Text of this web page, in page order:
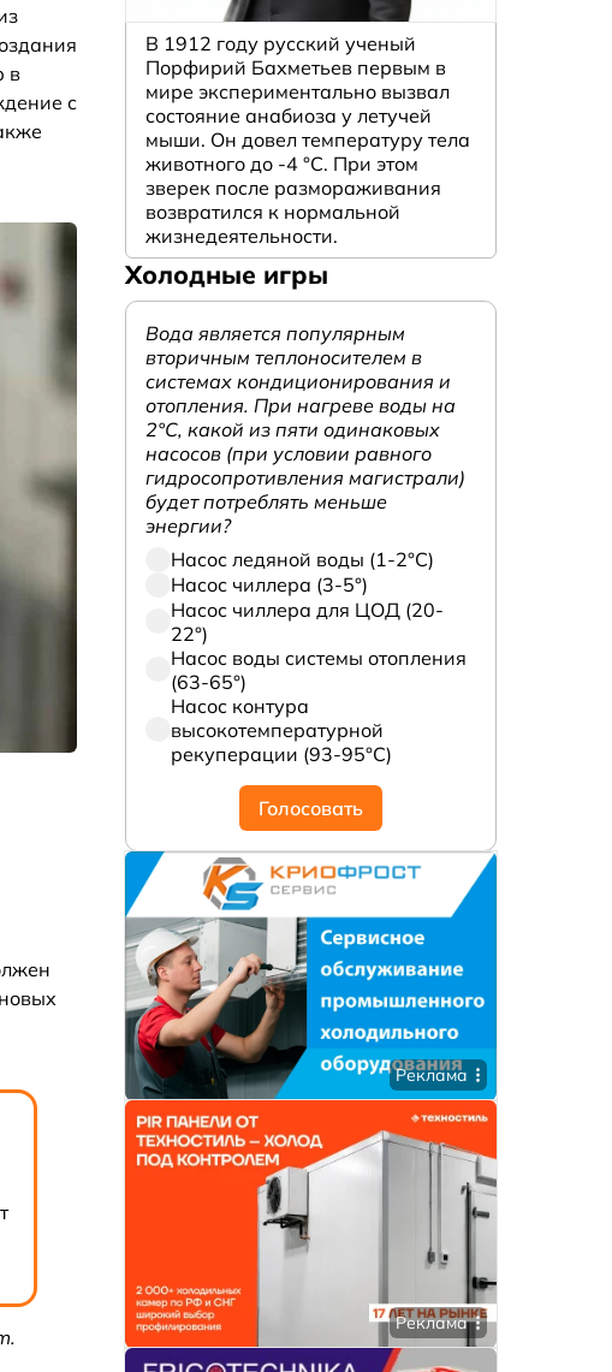
в
с
В 1912 году русский ученый
Порфирий Бахметьев первым в
мире экспериментально вызвал
состояние анабиоза у летучей
мыши. Он довел температуру тела
животного до -4 °C. При этом
зверек после размораживания
возвратился к нормальной
жизнедеятельности.
Холодные игры
Вода является популярным
вторичным теплоносителем в
системах кондиционирования и
отопления. При нагреве воды на
2°С, какой из пяти одинаковых
насосов (при условии равного
гидросопротивления магистрали)
будет потреблять меньше
энергии?
Насос ледяной воды (1-2°С)
Насос чиллера (3-5°)
Насос чиллера для ЦОД (20-
22°)
Насос воды системы отопления
(63-65°)
Насос контура
высокотемпературной
рекуперации (93-95°С)
Голосовать
Реклама
Реклама